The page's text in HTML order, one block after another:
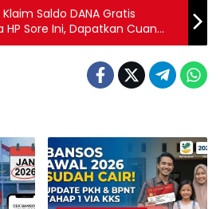
Saldo DANA Gratis
HP Sore Ini, Dapatkan Cuan